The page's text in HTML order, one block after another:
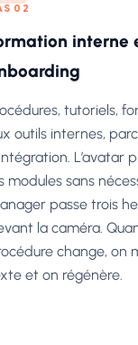
02
interne
tutoriels,
outils internes,
L’avatar
modules sans
passe trois
la caméra.
change, on
et on régénère.